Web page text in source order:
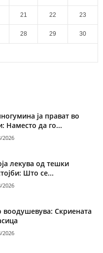
21 22 23
28 29 30
ја прават во
Наместо да го...
2026
лекува од тешки
Што се...
2026
Скриената
2026